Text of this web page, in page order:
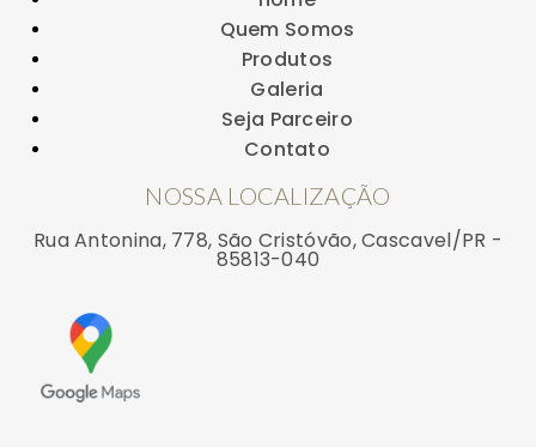
Quem Somos
Produtos
Galeria
Seja Parceiro
Contato
NOSSA LOCALIZAÇÃO
Rua Antonina, 778, São Cristóvão, Cascavel/PR -
85813-040